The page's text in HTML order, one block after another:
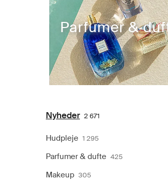
Parfumer &
Nyheder 2 671
Hudpleje 1 295
Parfumer & dufte 425
Makeup 305